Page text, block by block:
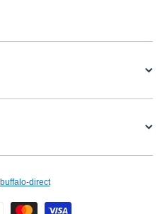
buffalo-direct
お支払い方法